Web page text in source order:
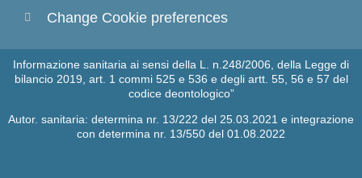
Change Cookie preferences
Informazione sanitaria ai sensi della L. n.248/2006, della Legge di
bilancio 2019, art. 1 commi 525 e 536 e degli artt. 55, 56 e 57 del
codice deontologico”
Autor. sanitaria: determina nr. 13/222 del 25.03.2021 e integrazione
con determina nr. 13/550 del 01.08.2022